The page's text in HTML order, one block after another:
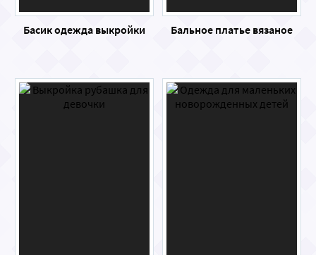
Басик одежда выкройки Бальное платье вязаное